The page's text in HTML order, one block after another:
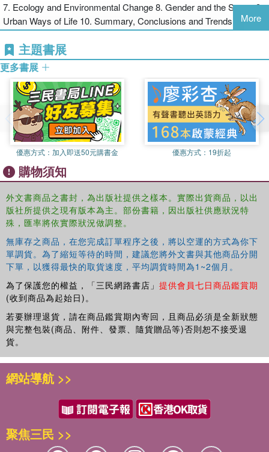
7. Ecology and Environmental Change 8. Gender and the Sexes 9.
Urban Ways of Life 10. Summary, Conclusions and Trends
More
主題書展
更多書展
優惠方式： 加入即送50元購書金 優惠方式： 19折起
購物須知
外文書商品之書封，為出版社提供之樣本。實際出貨商品，以出
版社所提供之現有版本為主。部份書籍，因出版社供應狀況特
殊，匯率將依實際狀況做調整。
無庫存之商品，在您完成訂單程序之後，將以空運的方式為你下
單調貨。為了縮短等待的時間，建議您將外文書與其他商品分開
下單，以獲得最快的取貨速度，平均調貨時間為1~2個月。
為了保護您的權益，「三民網路書店」 提供會員七日商品鑑賞期
(收到商品為起始日)。
若要辦理退貨，請在商品鑑賞期內寄回，且商品必須是全新狀態
與完整包裝(商品、附件、發票、隨貨贈品等)否則恕不接受退
貨。
網站導航 >>
聚焦三民 >>